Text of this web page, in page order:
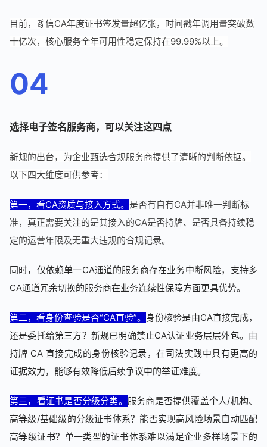
目前，豸信CA年度证书签发量超亿张，时间戳年调用量突破数
十亿次，核心服务全年可用性稳定保持在99.99%以上。
04
选择电子签名服务商，可以关注这四点
新规的出台，为企业甄选合规服务商提供了清晰的判断依据。
以下四大维度可供参考：
第一，看CA资质与接入方式。 是否有自有CA并非唯一判断标
准，真正需要关注的是其接入的CA是否持牌、是否具备持续稳
定的运营年限及无重大违规的合规记录。
同时，仅依赖单一CA通道的服务商存在业务中断风险，支持多
CA通道冗余切换的服务商在业务连续性保障方面更具优势。
第二，看身份查验是否“CA直验”。 身份核验是由CA直接完成，
还是委托给第三方？新规已明确禁止CA认证业务层层外包。由
持牌 CA 直接完成的身份核验记录，在司法实践中具有更高的
证据效力，能够有效降低后续争议中的举证难度。
第三，看证书是否分级分类。 服务商是否提供覆盖个人/机构、
高等级/基础级的分级证书体系？能否实现高风险场景自动匹配
高等级证书？单一类型的证书体系难以满足企业多样场景下的